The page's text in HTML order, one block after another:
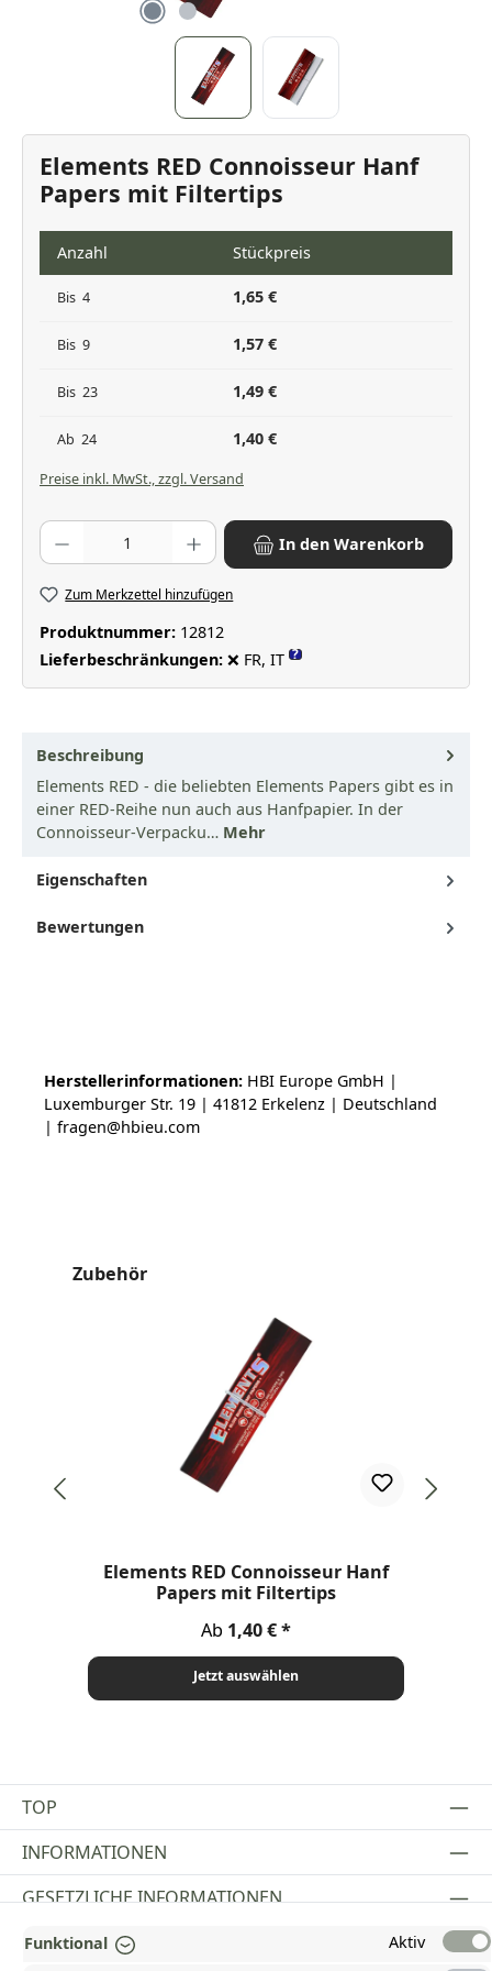
Elements RED Connoisseur Hanf
Papers mit Filtertips
Anzahl Stückpreis
Bis 4 1,65 €
Bis 9 1,57 €
Bis 23 1,49 €
Ab 24 1,40 €
Preise inkl. MwSt., zzgl. Versand
Produkt Anzahl: Gib den gewünschten Wert ein oder benutze die
In den Warenkorb
Zum Merkzettel hinzufügen
Produktnummer: 12812
Lieferbeschränkungen: ❌ FR, IT ?
Beschreibung
Elements RED - die beliebten Elements Papers gibt es in
einer RED-Reihe nun auch aus Hanfpapier. In der
Connoisseur-Verpacku… Mehr
Eigenschaften
Bewertungen
Herstellerinformationen: HBI Europe GmbH |
Luxemburger Str. 19 | 41812 Erkelenz | Deutschland
| fragen@hbieu.com
Produktgalerie überspringen
Zubehör
Elements RED Connoisseur Hanf
Papers mit Filtertips
Regulärer Preis:
Ab 1,40 €
Jetzt auswählen
TOP
INFORMATIONEN
GESETZLICHE INFORMATIONEN
ZAHLUNGS- UND VERSANDARTEN
Funktional
Aktiv